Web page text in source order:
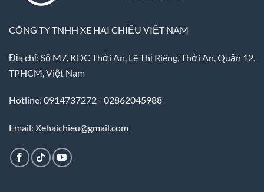
CÔNG TY TNHH XE HAI CHIỀU VIỆT NAM
Địa chỉ: Số M7, KDC Thới An, Lê Thị Riêng, Thới An, Quận 12,
TPHCM, Việt Nam
Hotline: 0914737272 - 02862045988
Email: Xehaichieu@gmail.com